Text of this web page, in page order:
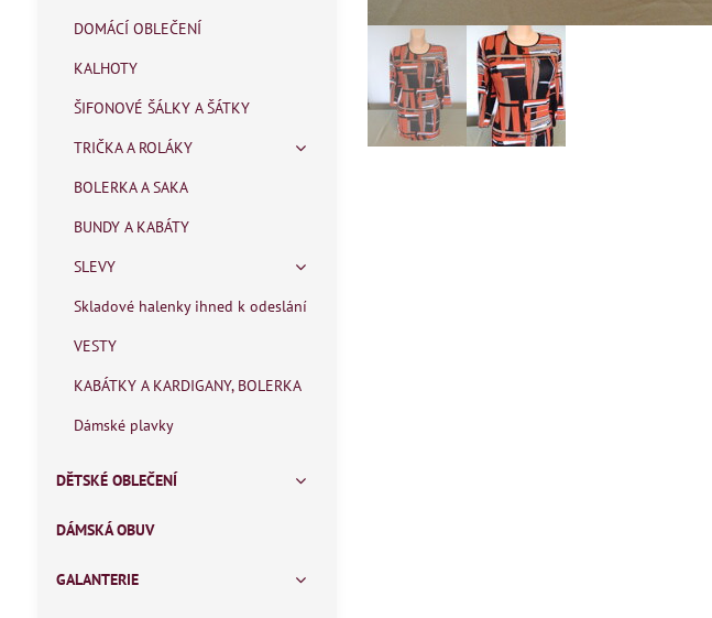
DOMÁCÍ OBLEČENÍ
KALHOTY
ŠIFONOVÉ ŠÁLKY A ŠÁTKY
TRIČKA A ROLÁKY
BOLERKA A SAKA
BUNDY A KABÁTY
SLEVY
Skladové halenky ihned k odeslání
VESTY
KABÁTKY A KARDIGANY, BOLERKA
Dámské plavky
DĚTSKÉ OBLEČENÍ
DÁMSKÁ OBUV
GALANTERIE